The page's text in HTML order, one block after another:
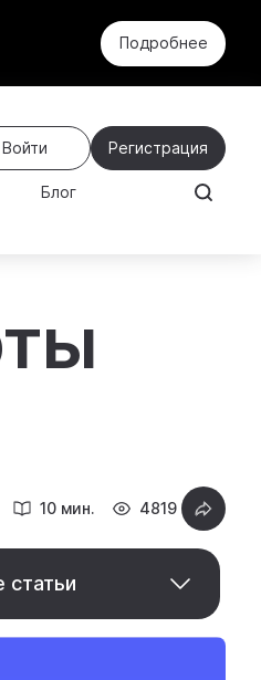
Подробнее
Войти Регистрация
Блог
10 мин. 4819